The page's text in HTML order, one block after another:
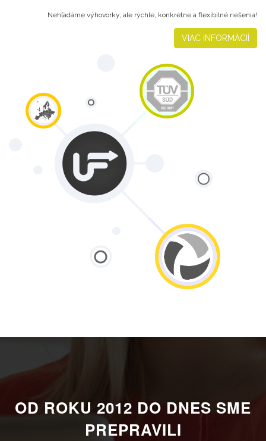
Nehľadáme výhovorky, ale rýchle, konkrétne a flexibilné riešenia!
VIAC INFORMÁCIÍ
OD ROKU 2012 DO DNES SME
PREPRAVILI